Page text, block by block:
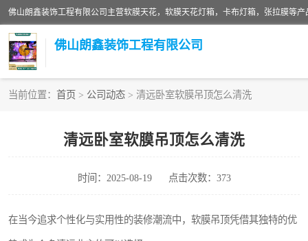
佛山朗鑫装饰工程有限公司
当前位置： 首页 > 公司动态 > 清远卧室软膜吊顶怎么清洗
清远卧室软膜吊顶怎么清洗
时间：2025-08-19 点击次数：373
在当今追求个性化与实用性的装修潮流中，软膜吊顶凭借其独特的优